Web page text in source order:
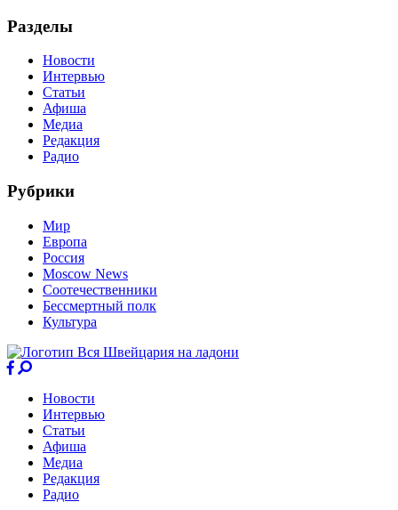
Разделы
Новости
Интервью
Статьи
Афиша
Медиа
Редакция
Радио
Рубрики
Мир
Европа
Россия
Moscow News
Соотечественники
Бессмертный полк
Культура
Новости
Интервью
Статьи
Афиша
Медиа
Редакция
Радио